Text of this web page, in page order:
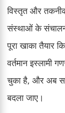
विस्तृत और
संस्थाओं के
पूरा खाका तैयार
वर्तमान इस्लामी
चुका है, और अब
बदला जाए।